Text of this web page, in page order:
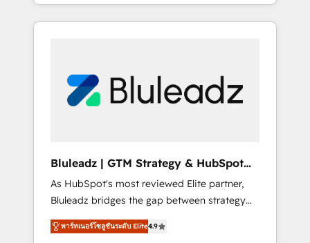
services and more. Whether clients are new
to HubSpot or expanding into more
long-term value and a consistently strong
client experience.
begins with clear objectives, customer
journey mapping, and measurable KPIs. Only
Connectors, workflows, and data
architectures that make HubSpot the
HubSpot beyond standard configurations. -
AI-FIRST- AI across customer-facing
operations to accelerate decisions,
streamline processes, and unlock efficiency
at scale. From predictive intelligence to
Bluleadz | GTM Strategy & HubSpot
Implementation
As HubSpot's most reviewed Elite partner,
Bluleadz bridges the gap between strategy
and execution. We don't just "set up tools" —
we install the GTM Operating System (GTM
พาร์ทเนอร์โซลูชันระดับ Elite4.9